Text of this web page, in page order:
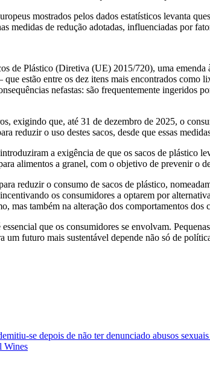
mostrados pelos dados estatísticos levanta
medidas de redução adotadas, influenciadas por
de Plástico (Diretiva (UE) 2015/720), uma
estão entre os dez itens mais encontrados como
nefastas: são frequentemente ingeridos
exigindo que, até 31 de dezembro de 2025, o
reduzir o uso destes sacos, desde que essas
a exigência de que os sacos de plástico
alimentos a granel, com o objetivo de prevenir o
reduzir o consumo de sacos de plástico,
os consumidores a optarem por
mas também na alteração dos comportamentos dos
que os consumidores se envolvam.
futuro mais sustentável depende não só de
se depois de não ter denunciado abusos
Wines